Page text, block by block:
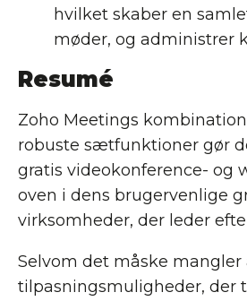
hvilket skaber en
møder, og administrer
Resumé
Zoho Meetings
robuste sætfunktioner gør
gratis videokonference- og
oven i dens brugervenlige
virksomheder, der leder
Selvom det måske
tilpasningsmuligheder, der